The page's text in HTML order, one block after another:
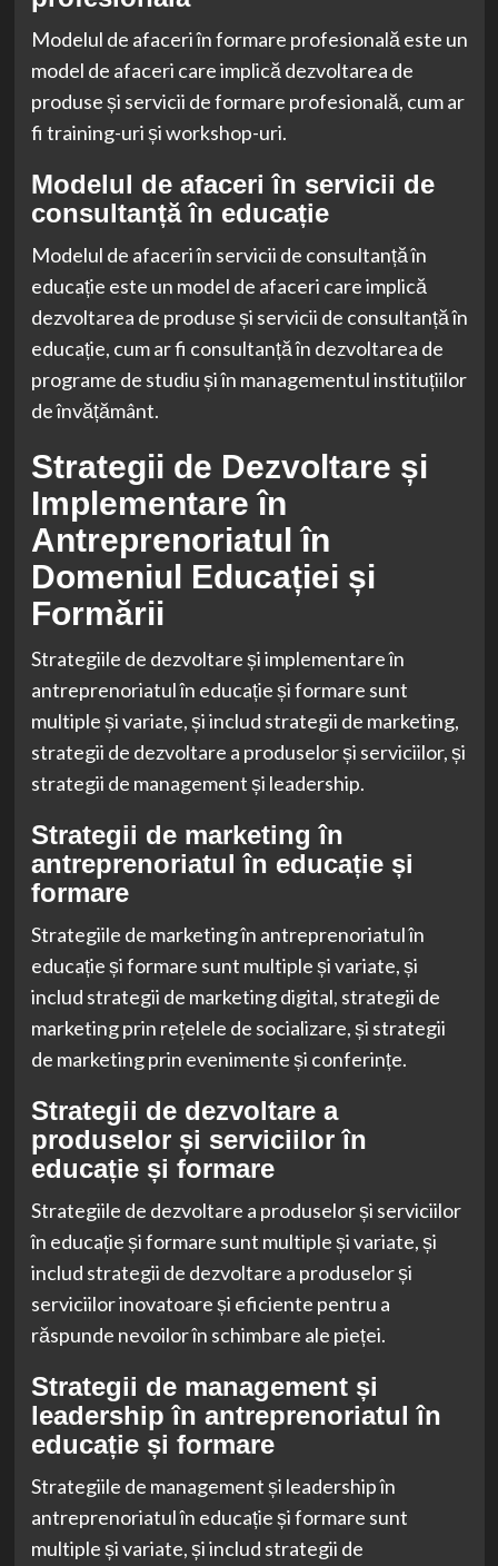
Modelul de afaceri în formare profesională este un
model de afaceri care implică dezvoltarea de
produse și servicii de formare profesională, cum ar
fi training-uri și workshop-uri.
Modelul de afaceri în servicii de
consultanță în educație
Modelul de afaceri în servicii de consultanță în
educație este un model de afaceri care implică
dezvoltarea de produse și servicii de consultanță în
educație, cum ar fi consultanță în dezvoltarea de
programe de studiu și în managementul instituțiilor
de învățământ.
Strategii de Dezvoltare și
Implementare în
Antreprenoriatul în
Domeniul Educației și
Formării
Strategiile de dezvoltare și implementare în
antreprenoriatul în educație și formare sunt
multiple și variate, și includ strategii de marketing,
strategii de dezvoltare a produselor și serviciilor, și
strategii de management și leadership.
Strategii de marketing în
antreprenoriatul în educație și
formare
Strategiile de marketing în antreprenoriatul în
educație și formare sunt multiple și variate, și
includ strategii de marketing digital, strategii de
marketing prin rețelele de socializare, și strategii
de marketing prin evenimente și conferințe.
Strategii de dezvoltare a
produselor și serviciilor în
educație și formare
Strategiile de dezvoltare a produselor și serviciilor
în educație și formare sunt multiple și variate, și
includ strategii de dezvoltare a produselor și
serviciilor inovatoare și eficiente pentru a
răspunde nevoilor în schimbare ale pieței.
Strategii de management și
leadership în antreprenoriatul în
educație și formare
Strategiile de management și leadership în
antreprenoriatul în educație și formare sunt
multiple și variate, și includ strategii de